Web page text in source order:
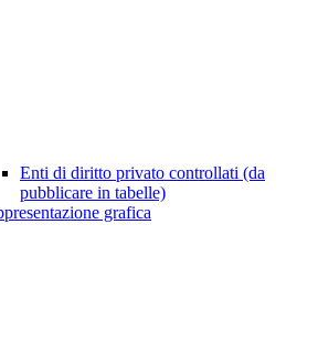
Enti di diritto privato controllati (da
pubblicare in tabelle)
grafica